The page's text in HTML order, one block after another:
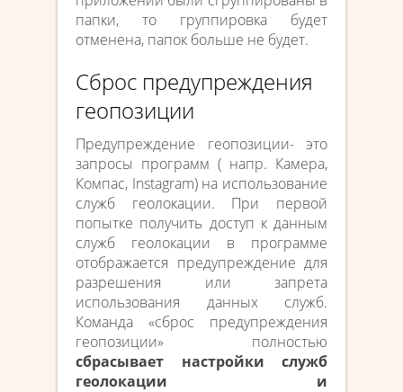
папки, то группировка будет
отменена, папок больше не будет.
Сброс предупреждения
геопозиции
Предупреждение геопозиции- это
запросы программ ( напр. Камера,
Компас, Instagram) на использование
служб геолокации. При первой
попытке получить доступ к данным
служб геолокации в программе
отображается предупреждение для
разрешения или запрета
использования данных служб.
Команда «сброс предупреждения
геопозиции» полностью
сбрасывает настройки служб
геолокации и